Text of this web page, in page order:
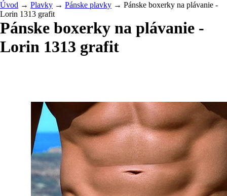
Úvod → Plavky → Pánske plavky → Pánske boxerky na plávanie -
Lorin 1313 grafit
Pánske boxerky na plávanie -
Lorin 1313 grafit